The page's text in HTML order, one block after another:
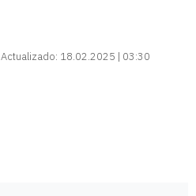
Actualizado: 18.02.2025 | 03:30